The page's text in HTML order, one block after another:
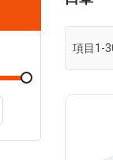
項目 1 -